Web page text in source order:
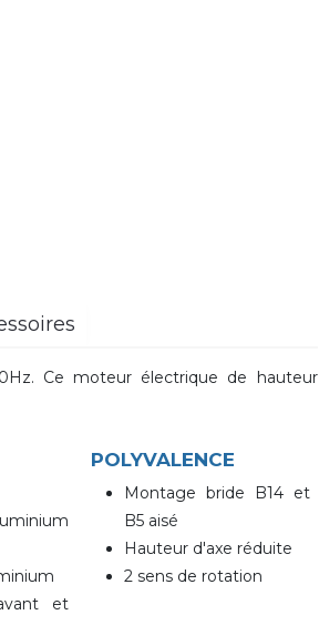
Ce moteur électrique de hauteur
et
POLYVALENCE
Montage bride B14 et
B5 aisé
Hauteur d'axe réduite
2 sens de rotation